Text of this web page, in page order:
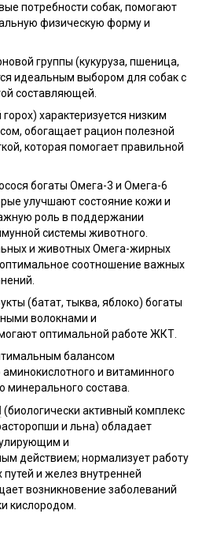
потребности собак, помогают
физическую форму и
группы (кукуруза, пшеница,
идеальным выбором для собак с
составляющей.
характеризуется низким
обогащает рацион полезной
которая помогает правильной
богаты Омега-3 и Омега-6
улучшают состояние кожи и
роль в поддержании
системы животного.
и животных Омега-жирных
соотношение важных
(батат, тыква, яблоко) богаты
волокнами и
оптимальной работе ЖКТ.
балансом
и витаминного
минерального состава.
(биологически активный комплекс
и льна) обладает
и
действием; нормализует работу
и желез внутренней
возникновение заболеваний
кислородом.